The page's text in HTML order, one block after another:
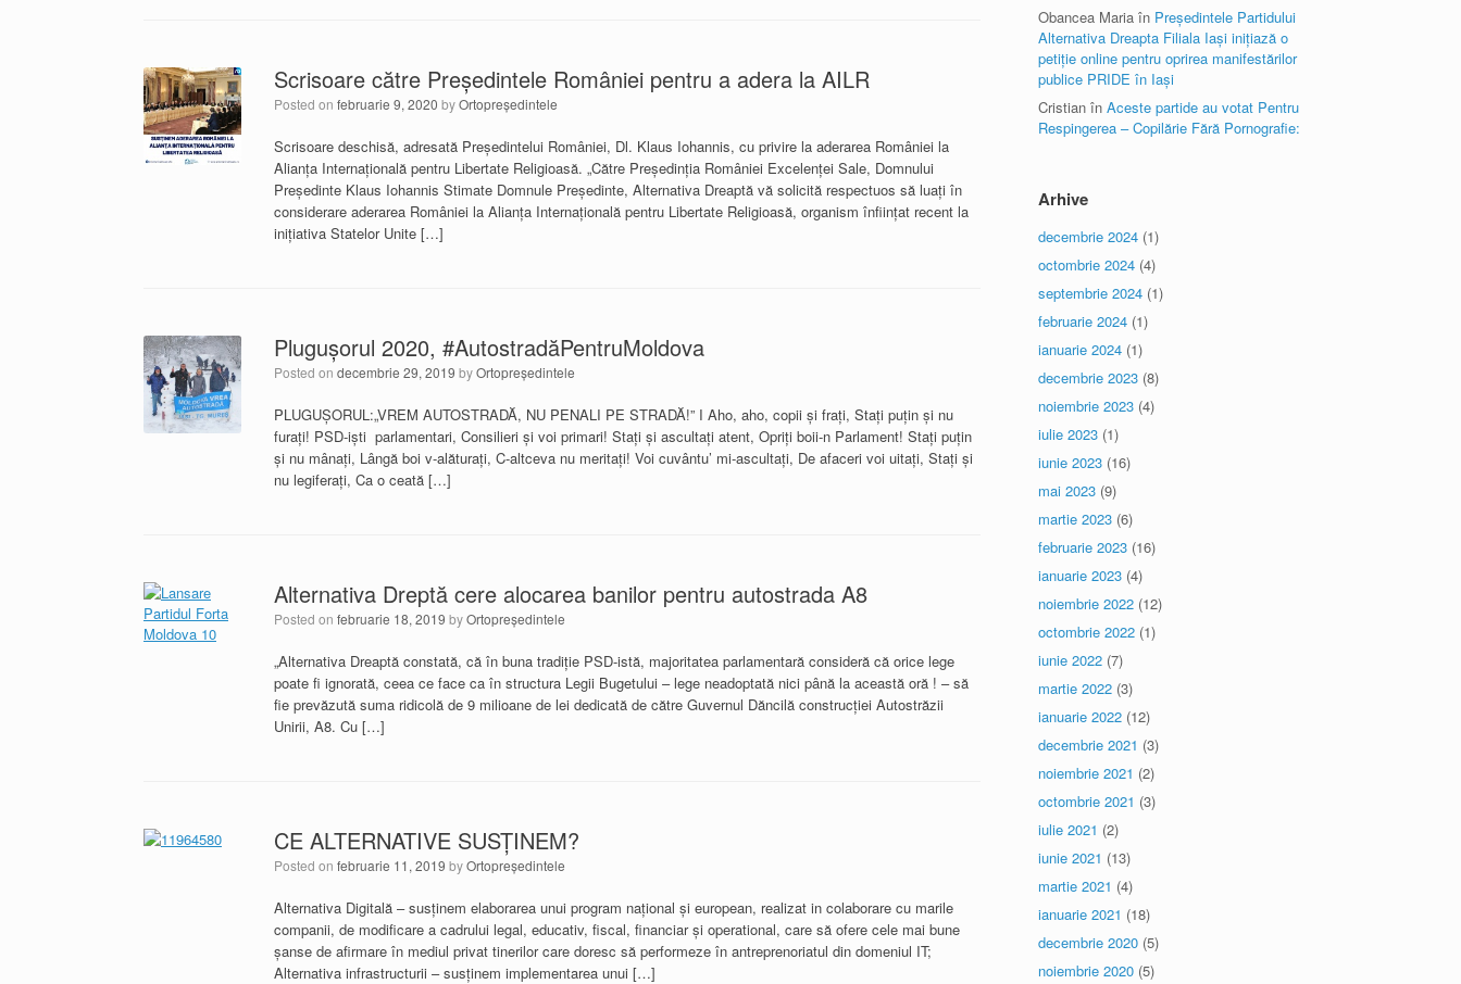
Scrisoare către Președintele României pentru a adera la AILR
Posted onfebruarie 9, 2020 byOrtopreședintele
Scrisoare deschisă, adresată Președintelui României, Dl. Klaus Iohannis, cu privire la aderarea României la
Alianța Internațională pentru Libertate Religioasă. „Către Președinția României Excelenței Sale, Domnului
Președinte Klaus Iohannis Stimate Domnule Președinte, Alternativa Dreaptă vă solicită respectuos să luați în
considerare aderarea României la Alianța Internațională pentru Libertate Religioasă, organism înființat recent la
inițiativa Statelor Unite […]
Plugușorul 2020, #AutostradăPentruMoldova
Posted ondecembrie 29, 2019 byOrtopreședintele
PLUGUŞORUL:„VREM AUTOSTRADĂ, NU PENALI PE STRADĂ!” I Aho, aho, copii şi fraţi, Staţi puţin şi nu
furaţi! PSD-işti parlamentari, Consilieri şi voi primari! Staţi şi ascultaţi atent, Opriţi boii-n Parlament! Staţi puţin
şi nu mânaţi, Lângă boi v-alăturaţi, C-altceva nu meritaţi! Voi cuvântu’ mi-ascultaţi, De afaceri voi uitaţi, Staţi şi
nu legiferaţi, Ca o ceată […]
Alternativa Dreptă cere alocarea banilor pentru autostrada A8
Posted onfebruarie 18, 2019 byOrtopreședintele
„Alternativa Dreaptă constată, că în buna tradiție PSD-istă, majoritatea parlamentară consideră că orice lege
poate fi ignorată, ceea ce face ca în structura Legii Bugetului – lege neadoptată nici până la această oră ! – să
fie prevăzută suma ridicolă de 9 milioane de lei dedicată de către Guvernul Dăncilă construcției Autostrăzii
Unirii, A8. Cu […]
CE ALTERNATIVE SUSȚINEM?
Posted onfebruarie 11, 2019 byOrtopreședintele
Alternativa Digitală – susținem elaborarea unui program național și european, realizat in colaborare cu marile
companii, de modificare a cadrului legal, educativ, fiscal, financiar și operational, care să ofere cele mai bune
șanse de afirmare în mediul privat tinerilor care doresc să performeze în antreprenoriatul din domeniul IT;
Alternativa infrastructurii – susţinem implementarea unui […]
Obancea Maria în Președintele Partidului
Alternativa Dreapta Filiala Iași inițiază o
petiție online pentru oprirea manifestărilor
publice PRIDE în Iași
Cristian înAceste partide au votat Pentru
Respingerea – Copilărie Fără Pornografie:
Arhive
decembrie 2024 (1)
octombrie 2024 (4)
septembrie 2024 (1)
februarie 2024 (1)
ianuarie 2024 (1)
decembrie 2023 (8)
noiembrie 2023 (4)
iulie 2023 (1)
iunie 2023 (16)
mai 2023 (9)
martie 2023 (6)
februarie 2023 (16)
ianuarie 2023 (4)
noiembrie 2022 (12)
octombrie 2022 (1)
iunie 2022 (7)
martie 2022 (3)
ianuarie 2022 (12)
decembrie 2021 (3)
noiembrie 2021 (2)
octombrie 2021 (3)
iulie 2021 (2)
iunie 2021 (13)
martie 2021 (4)
ianuarie 2021 (18)
decembrie 2020 (5)
noiembrie 2020 (5)